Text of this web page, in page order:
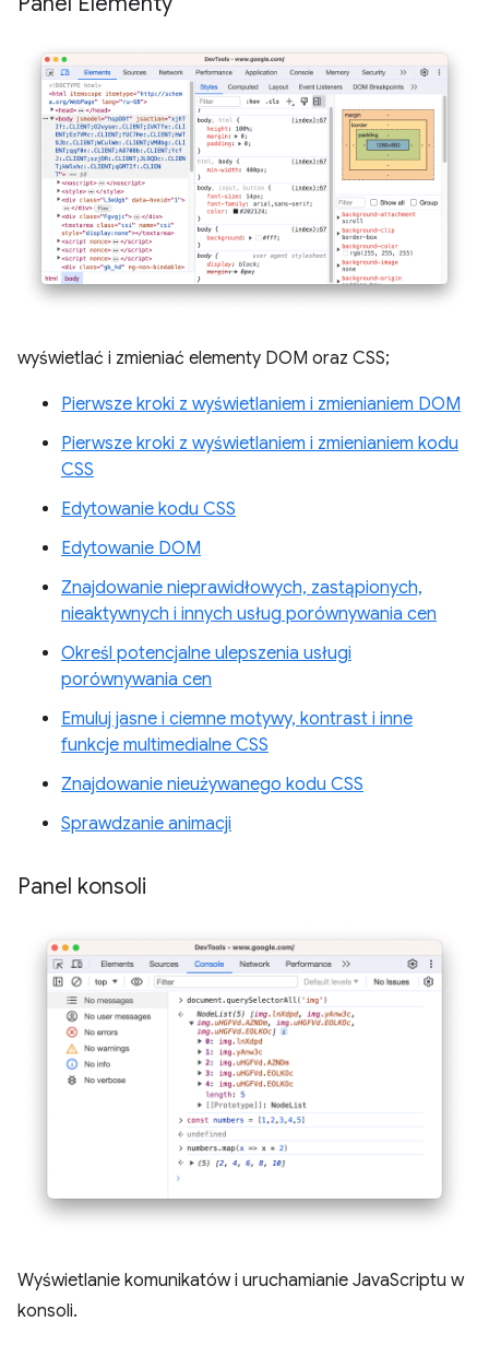
wyświetlać i zmieniać elementy DOM oraz CSS;
Pierwsze kroki z wyświetlaniem i zmienianiem DOM
Pierwsze kroki z wyświetlaniem i zmienianiem kodu
CSS
Edytowanie kodu CSS
Edytowanie DOM
Znajdowanie nieprawidłowych, zastąpionych,
nieaktywnych i innych usług porównywania cen
Określ potencjalne ulepszenia usługi
porównywania cen
Emuluj jasne i ciemne motywy, kontrast i inne
funkcje multimedialne CSS
Znajdowanie nieużywanego kodu CSS
Sprawdzanie animacji
Panel konsoli
Wyświetlanie komunikatów i uruchamianie JavaScriptu w
konsoli.